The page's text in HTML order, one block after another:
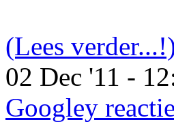
(Lees
02 Dec '11 -
Googley